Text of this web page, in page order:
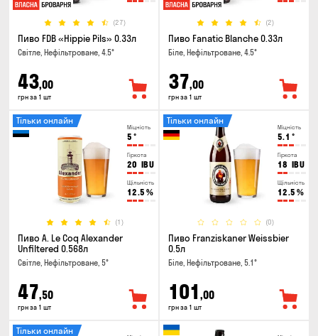
(27)
Пиво FDB «Hippie Pils» 0.33л
Світле, Нефільтроване, 4.5°
43,00
грн за 1 шт
(2)
Пиво Fanatic Blanche 0.33л
Біле, Нефільтроване, 4.5°
37,00
грн за 1 шт
Міцність
5 °
Гіркота
20 IBU
Щільність
12.5 %
(1)
Тільки онлайн
Пиво A. Le Coq Alexander
Unfiltered 0.568л
Світле, Нефільтроване, 5°
47,50
грн за 1 шт
Міцність
5.1 °
Гіркота
18 IBU
Щільність
12.5 %
(0)
Тільки онлайн
Пиво Franziskaner Weissbier
0.5л
Біле, Нефільтроване, 5.1°
101 ,00
грн за 1 шт
Тільки онлайн